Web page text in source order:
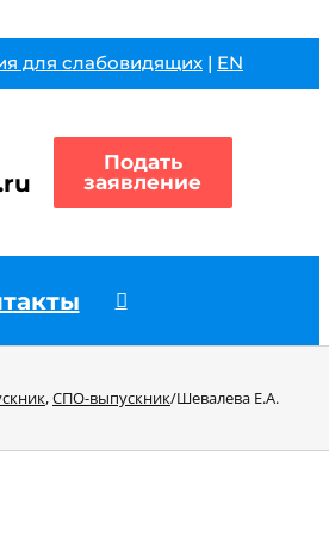
для слабовидящих | EN
Подать
заявление
,СПО-выпускник/Шевалева Е.А.